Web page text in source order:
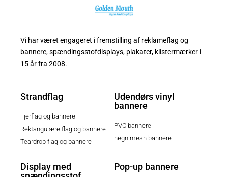
Vi har været engageret i fremstilling af reklameflag og
bannere, spændingsstofdisplays, plakater, klistermærker i
15 år fra 2008.
Strandflag
Fjerflag og bannere
Rektangulære flag og bannere
Teardrop flag og bannere
Udendørs vinyl
bannere
PVC bannere
hegn mesh bannere
Display med
Pop-up bannere